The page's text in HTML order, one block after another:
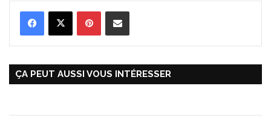
ÇA PEUT AUSSI VOUS INTÉRESSER